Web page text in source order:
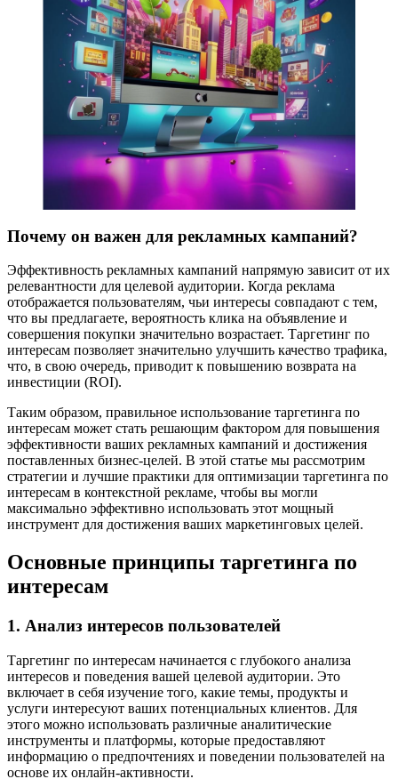
Почему он важен для рекламных кампаний?
Эффективность рекламных кампаний напрямую зависит от их
релевантности для целевой аудитории. Когда реклама
отображается пользователям, чьи интересы совпадают с тем,
что вы предлагаете, вероятность клика на объявление и
совершения покупки значительно возрастает. Таргетинг по
интересам позволяет значительно улучшить качество трафика,
что, в свою очередь, приводит к повышению возврата на
инвестиции (ROI).
Таким образом, правильное использование таргетинга по
интересам может стать решающим фактором для повышения
эффективности ваших рекламных кампаний и достижения
поставленных бизнес-целей. В этой статье мы рассмотрим
стратегии и лучшие практики для оптимизации таргетинга по
интересам в контекстной рекламе, чтобы вы могли
максимально эффективно использовать этот мощный
инструмент для достижения ваших маркетинговых целей.
Основные принципы таргетинга по
интересам
1. Анализ интересов пользователей
Таргетинг по интересам начинается с глубокого анализа
интересов и поведения вашей целевой аудитории. Это
включает в себя изучение того, какие темы, продукты и
услуги интересуют ваших потенциальных клиентов. Для
этого можно использовать различные аналитические
инструменты и платформы, которые предоставляют
информацию о предпочтениях и поведении пользователей на
основе их онлайн-активности.